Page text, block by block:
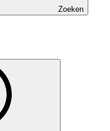
Zoeken